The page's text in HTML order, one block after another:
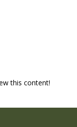
this content!